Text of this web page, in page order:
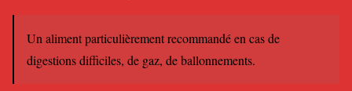
Un aliment particulièrement recommandé en cas de
digestions difficiles, de gaz, de ballonnements.